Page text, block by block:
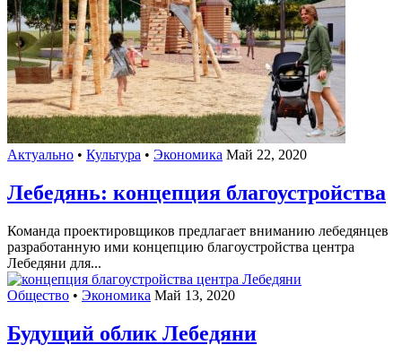
Актуально • Культура • Экономика Май 22, 2020
Лебедянь: концепция благоустройства
Команда проектировщиков предлагает вниманию лебедянцев
разработанную ими концепцию благоустройства центра
Лебедяни для...
Общество • Экономика Май 13, 2020
Будущий облик Лебедяни